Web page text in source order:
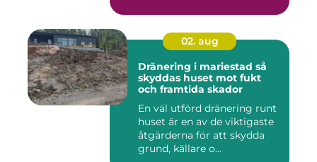
02. aug
Dränering i mariestad så
skyddas huset mot fukt
och framtida skador
En väl utförd dränering runt
huset är en av de viktigaste
åtgärderna för att skydda
grund, källare o...